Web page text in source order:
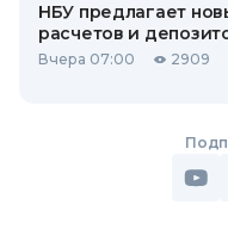
НБУ предлагает
расчетов и
Вчера 07:00 2909